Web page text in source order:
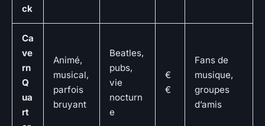
ck
Ca
ve
rn
Q
ua
rt
Animé,
musical,
parfois
bruyant
Beatles,
pubs,
vie
nocturn
e
€
€
Fans de
musique,
groupes
d’amis